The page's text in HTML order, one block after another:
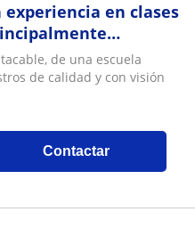
en clases
de una escuela
de calidad y con visión
Contactar